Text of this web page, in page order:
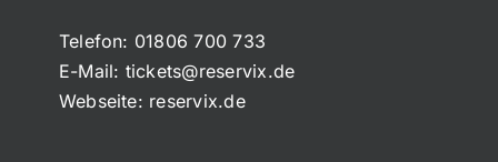
Telefon: 01806 700 733
E-Mail: tickets@reservix.de
Webseite: reservix.de